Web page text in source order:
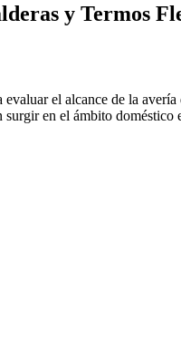
y Termos
el alcance de la
surgir en el ámbito doméstico